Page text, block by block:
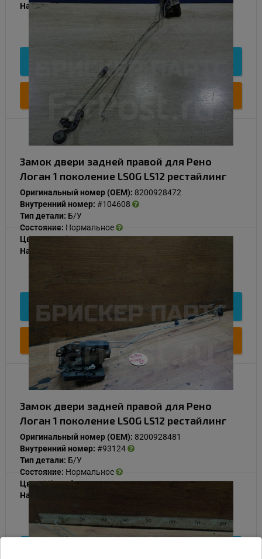
Наличие:
В наличии
5 000
Подробнее
Купить
Замок двери задней правой для Рено
Логан 1 поколение LS0G LS12 рестайлинг
Оригинальный номер (OEM): 8200928472
Внутренний номер: #104608
Тип детали: Б/У
Состояние: Нормальное
Цвет:Серый
Наличие:
Подробнее
Купить
Замок двери задней правой для Рено
Логан 1 поколение LS0G LS12 рестайлинг
Оригинальный номер (OEM): 8200928481
Внутренний номер: #93124
Тип детали: Б/У
Состояние: Нормальное
Цвет:Чёрный
Наличие:
3 000